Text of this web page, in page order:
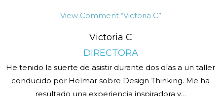
View Comment“Victoria C”
Victoria C
DIRECTORA
He tenido la suerte de asistir durante dos días a un taller
conducido por Helmar sobre Design Thinking. Me ha
resultado una experiencia inspiradora y…